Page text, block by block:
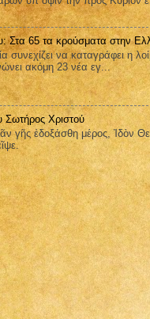
Στα 65 τα κρούσματα στην
να καταγράφει η
ακόμη 23 νέα εγ...
Χριστού
ἐδοξάσθη μέρος, Ἰδὸν